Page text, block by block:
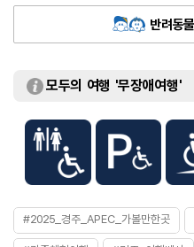
반려동
모두의 여행 '무장애여행'
#2025_경주_APEC_가볼만한곳